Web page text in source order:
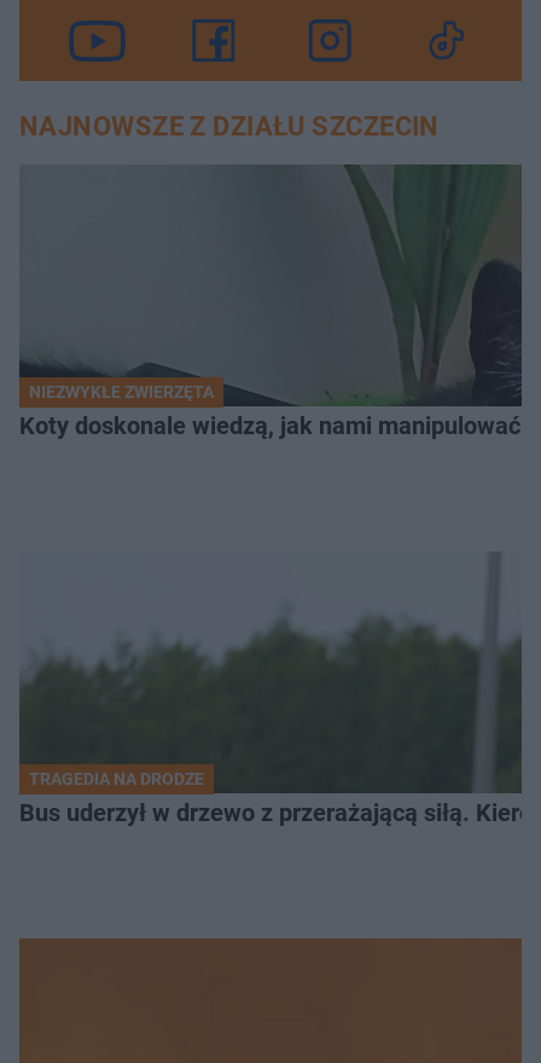
NAJNOWSZE Z DZIAŁU SZCZECIN
NIEZWYKŁE ZWIERZĘTA
Koty doskonale wiedzą, jak nami
TRAGEDIA NA DRODZE
Bus uderzył w drzewo z przerażającą siłą.